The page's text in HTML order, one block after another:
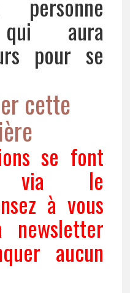
qui aura
pour se
cette
se font
via le
à vous
aucun